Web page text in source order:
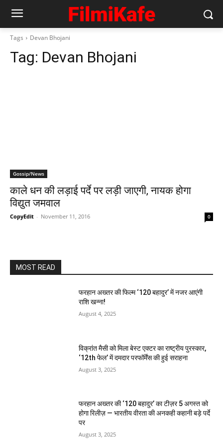
Tags Devan Bhojani
Tag: Devan Bhojani
Gossip/News
काले धन की लड़ाई पर्दे पर लड़ी जाएगी, नायक होगा
विद्युत जमवाल
CopyEdit - November 11, 2016 0
MOST READ
फरहान अख्तर की फिल्म ‘120 बहादुर’ में नजर आएंगी
राशि खन्ना!
August 4, 2025
विक्रांत मैसी को मिला बेस्ट एक्टर का राष्ट्रीय पुरस्कार,
‘12th फेल’ में दमदार परफॉर्मेंस की हुई सराहना
August 3, 2025
फरहान अख्तर की ‘120 बहादुर’ का टीज़र 5 अगस्त को
होगा रिलीज़ — भारतीय वीरता की अनकही कहानी बड़े पर्दे
पर
August 3, 2025